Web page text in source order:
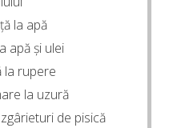
la apă
apă și ulei
la rupere
la uzură
de pisică